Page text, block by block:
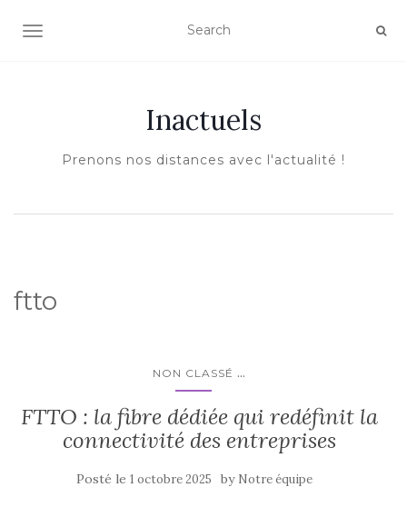
AFFICHER/MASQUER LA NAVIGATION
Inactuels
Prenons nos distances avec l'actualité !
ftto
NON CLASSÉ ...
FTTO : la fibre dédiée qui redéfinit la
connectivité des entreprises
Posté le 1 octobre 2025 by Notre équipe